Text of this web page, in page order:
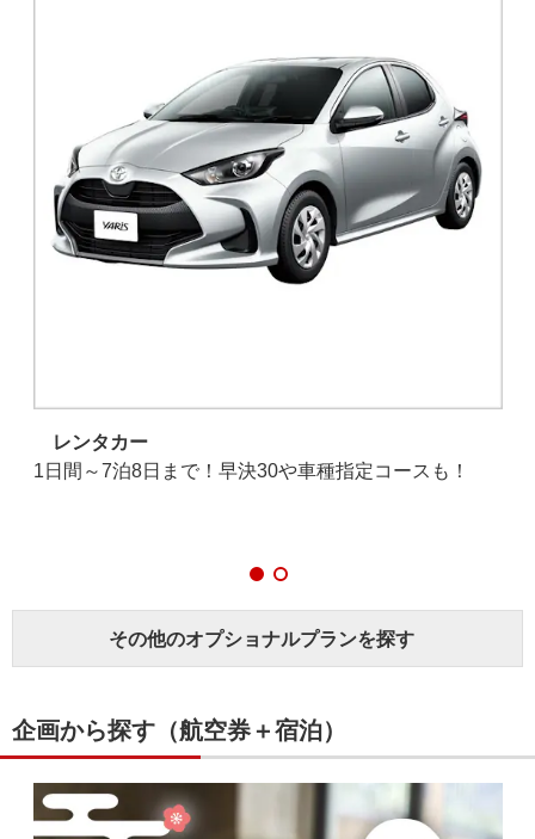
レンタカー
1日間～7泊8日まで！早決30や車種指定コースも！
その他のオプショナルプランを探す
企画から探す（航空券＋宿泊）